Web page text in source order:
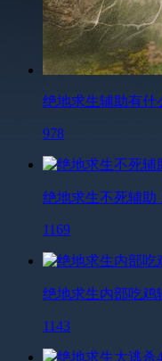
绝地求生辅助有什
978
绝地求生不死辅助
1169
绝地求生内部吃鸡
1143